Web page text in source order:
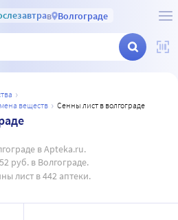
в Волгограде
веществ
сенны лист в волгограде
в Apteka.ru.
руб. в Волгограде.
лист в 442 аптеки.